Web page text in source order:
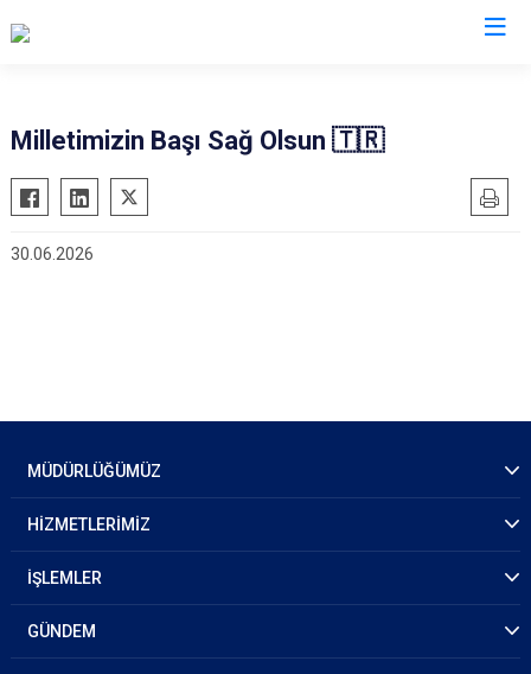
Milletimizin Başı Sağ Olsun 🇹🇷
30.06.2026
MÜDÜRLÜĞÜMÜZ
HİZMETLERİMİZ
İŞLEMLER
GÜNDEM